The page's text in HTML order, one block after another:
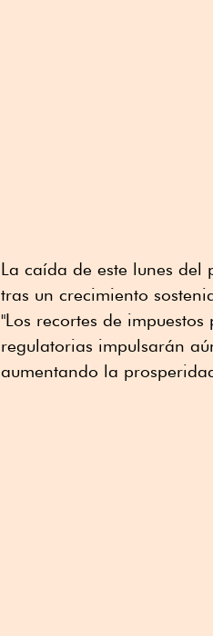
La caída de este lunes
tras un crecimiento
"Los recortes de
regulatorias impulsarán
aumentando la